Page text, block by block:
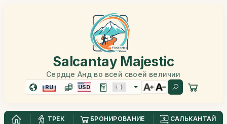
Salcantay Majestic
Сердце Анд во всей своей величии
RU USD
ТРЕК БРОНИРОВАНИЕ
САЛЬКАНТАЙ